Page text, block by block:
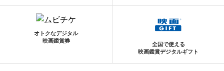
オトクなデジタル
映画鑑賞券
全国で使える
映画鑑賞デジタルギフト